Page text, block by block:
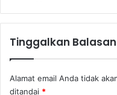
a
e
n
Tinggalkan Balasan
Alamat email Anda tidak
ditandai *